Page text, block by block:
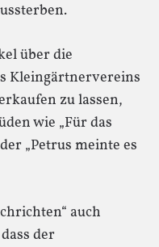
über die
Kleingärtnervereins
zu lassen,
wie „Für das
„Petrus meinte es
auch
der